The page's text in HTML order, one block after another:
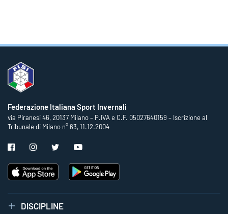
Federazione Italiana Sport Invernali
via Piranesi 46, 20137 Milano – P.IVA e C.F. 05027640159 – Iscrizione al
Tribunale di Milano n° 63, 11.12.2004
DISCIPLINE